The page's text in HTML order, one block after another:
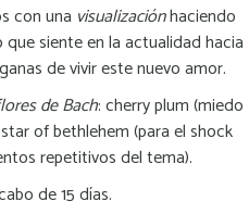
con una visualizaciónhaciendo
siente en la actualidad hacia
de vivir este nuevo amor.
de Bach: cherry plum (miedo
of bethlehem (para el shock
repetitivos del tema).
de 15 días.